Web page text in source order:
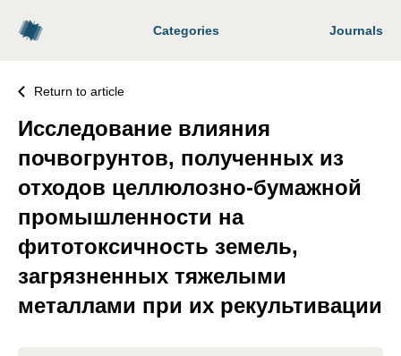
Categories Journals
Return to article
Исследование влияния
почвогрунтов, полученных из
отходов целлюлозно-бумажной
промышленности на
фитотоксичность земель,
загрязненных тяжелыми
металлами при их рекультивации